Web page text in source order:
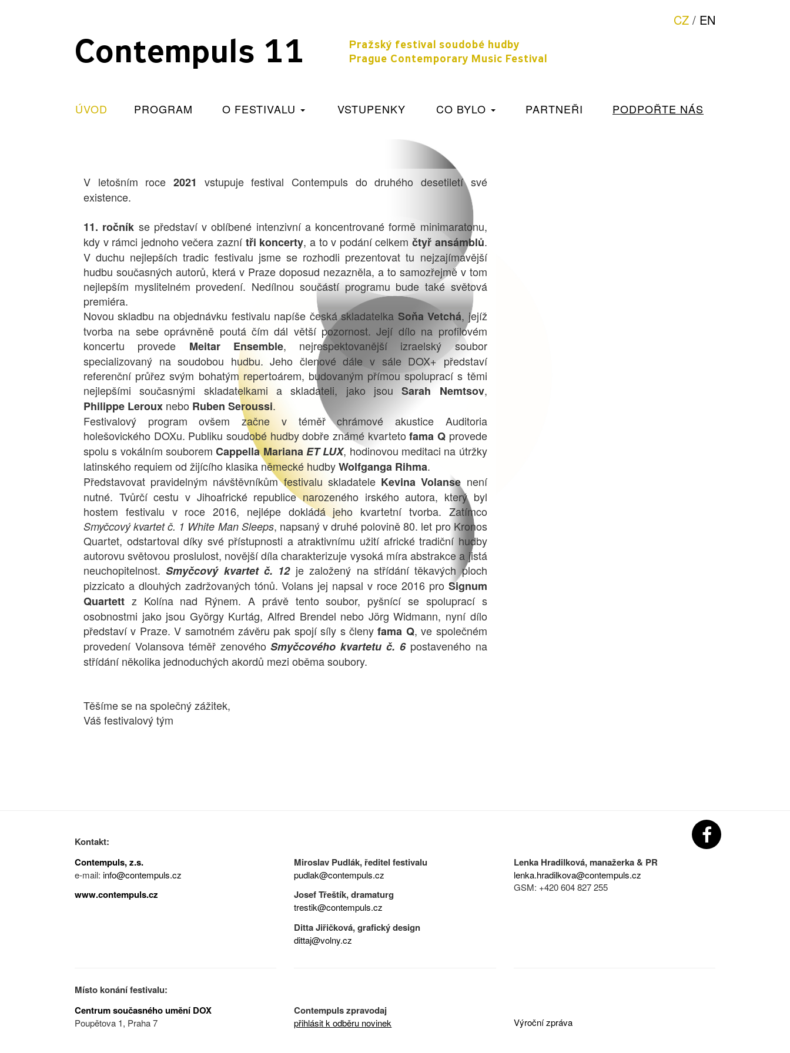
CZ / EN
Contempuls 11
Pražský festival soudobé hudby
Prague Contemporary Music Festival
ÚVOD PROGRAM O FESTIVALU VSTUPENKY CO BYLO PARTNEŘI PODPOŘTE NÁS
V letošním roce 2021
vstupuje festival Contempuls do druhého desetiletí své
existence.
11. ročník se představí v oblíbené intenzivní a koncentrované formě minimaratonu,
kdy v rámci jednoho večera zaznítři koncerty, a to v podání celkemčtyř ansámblů.
V duchu nejlepších tradic festivalu jsme se rozhodli prezentovat tu nejzajímavější
hudbu současných autorů, která v Praze doposud nezazněla, a to samozřejmě v tom
nejlepším myslitelném provedení. Nedílnou součástí programu bude také světová
premiéra.
Novou skladbu na objednávku festivalu napíše česká skladatelka Soňa Vetchá, jejíž
tvorba na sebe oprávněně poutá čím dál větší pozornost. Její dílo na profilovém
koncertu provede Meitar Ensemble, nejrespektovanější izraelský soubor
specializovaný na soudobou hudbu. Jeho členové dále v sále DOX+ představí
referenční průřez svým bohatým repertoárem, budovaným přímou spoluprací s těmi
nejlepšími současnými skladatelkami a skladateli, jako jsouSarah Nemtsov,
Philippe Leroux nebo Ruben Seroussi.
Festivalový program ovšem začne v téměř chrámové akustice Auditoria
holešovického DOXu. Publiku soudobé hudby dobře známé kvartetofama Q provede
spolu s vokálním souboremCappella MarianaET LUX, hodinovou meditaci na útržky
latinského requiem od žijícího klasika německé hudbyWolfganga Rihma.
Představovat pravidelným návštěvníkům festivalu skladatele Kevina Volanse není
nutné. Tvůrčí cestu v Jihoafrické republice narozeného irského autora, který byl
hostem festivalu v roce 2016, nejlépe dokládá jeho kvartetní tvorba. Zatímco
Smyčcový kvartet č. 1 White Man Sleeps, napsaný v druhé polovině 80. let pro Kronos
Quartet, odstartoval díky své přístupnosti a atraktivnímu užití africké tradiční hudby
autorovu světovou proslulost, novější díla charakterizuje vysoká míra abstrakce a jistá
neuchopitelnost.Smyčcový kvartet č. 12je založený na střídání těkavých ploch
pizzicato a dlouhých zadržovaných tónů. Volans jej napsal v roce 2016 pro Signum
Quartett z Kolína nad Rýnem. A právě tento soubor, pyšnící se spoluprací s
osobnostmi jako jsou György Kurtág, Alfred Brendel nebo Jörg Widmann, nyní dílo
představí v Praze. V samotném závěru pak spojí síly s členyfama Q, ve společném
provedení Volansova téměř zenovéhoSmyčcového kvartetu č. 6postaveného na
střídání několika jednoduchých akordů mezi oběma soubory.
Těšíme se na společný zážitek,
Váš festivalový tým
Kontakt:
Contempuls, z.s.
e-mail: info@contempuls.cz
www.contempuls.cz
Miroslav Pudlák, ředitel festivalu
pudlak@contempuls.cz
Josef Třeštík, dramaturg
trestik@contempuls.cz
Ditta Jiřičková, grafický design
dittaj@volny.cz
Lenka Hradilková, manažerka & PR
lenka.hradilkova@contempuls.cz
GSM: +420 604 827 255
Místo konání festivalu:
Centrum současného umění DOX
Poupětova 1, Praha 7
Contempuls zpravodaj
přihlásit k odběru novinek Výroční zpráva